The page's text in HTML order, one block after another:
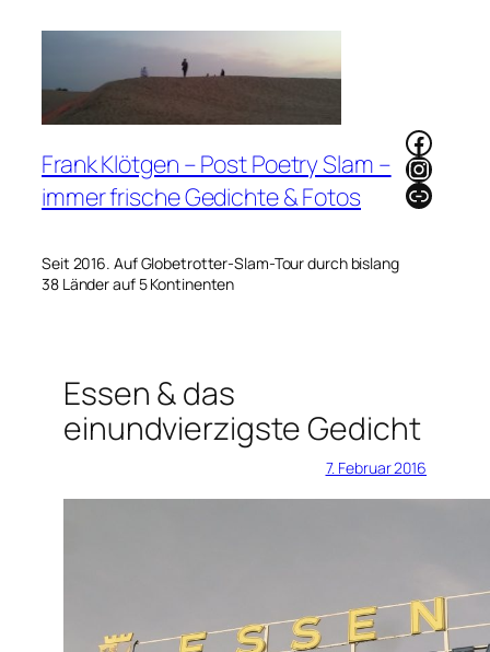
Frank Klötgen – Post Poetry Slam –
immer frische Gedichte & Fotos
Seit 2016. Auf Globetrotter-Slam-Tour durch bislang
38 Länder auf 5 Kontinenten
Link
Essen & das
einundvierzigste Gedicht
7. Februar 2016